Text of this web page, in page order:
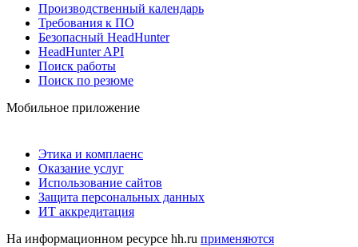
Производственный календарь
Требования к ПО
Безопасный HeadHunter
HeadHunter API
Поиск работы
Поиск по резюме
Мобильное приложение
Этика и комплаенс
Оказание услуг
Использование сайтов
Защита персональных данных
ИТ аккредитация
На информационном ресурсе hh.ru применяются